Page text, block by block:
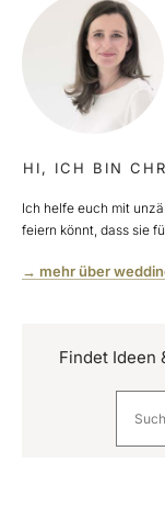
HI, ICH BIN
Ich helfe euch mit
feiern könnt, dass sie
→ mehr über
Findet Ideen